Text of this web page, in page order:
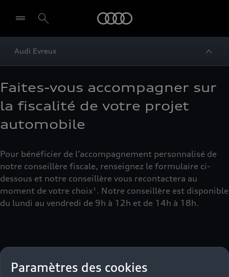
Paramètres des cookies
Audi Evreux
Faites-vous accompagner sur
la fiscalité de votre projet
automobile
Pour bénéficier de l’accompagnement personnalisé de
notre conseillère fiscale, renseignez le formulaire ci-
dessous et notre conseillère vous recontactera au
moment de votre choix¹. Notre conseillère est disponible
du lundi au vendredi de 9h à 12h et de 14h à 18h.